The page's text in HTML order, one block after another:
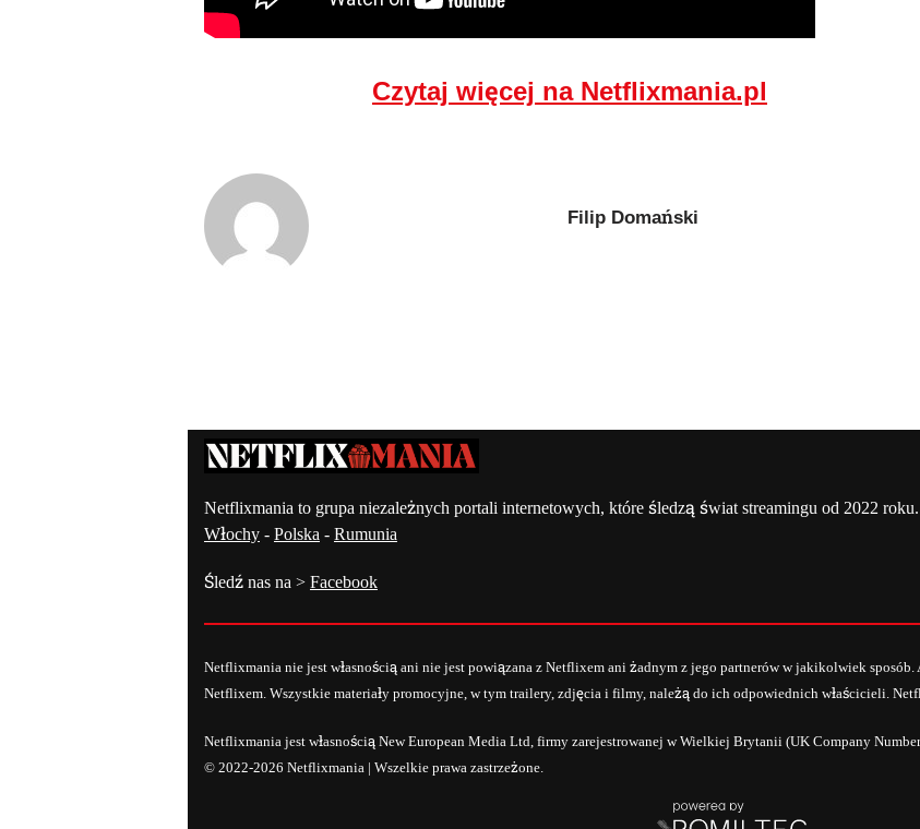
Czytaj więcej na Netflixmania.pl
Filip Domański
Netflixmania to grupa niezależnych portali internetowych, które śledzą świat streamingu od 2022 roku.
Włochy - Polska - Rumunia
Śledź nas na > Facebook
Netflixmania nie jest własnością ani nie jest powiązana z Netflixem ani żadnym z jego partnerów w jakikolwiek
Netflixem. Wszystkie materiały promocyjne, w tym trailery, zdjęcia i filmy, należą do ich odpowiednich właścicieli.
Netflixmania jest własnością New European Media Ltd, firmy zarejestrowanej w Wielkiej Brytanii (UK Company
© 2022-2026 Netflixmania | Wszelkie prawa zastrzeżone.